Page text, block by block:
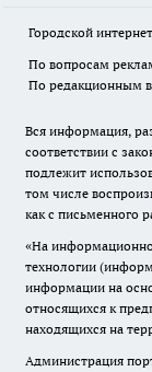
Городской
По вопросам
По редакционным
Вся информация,
соответствии с
подлежит
том числе
как с письменного
«На
технологии
информации на
относящихся к
находящихся на
Администрация